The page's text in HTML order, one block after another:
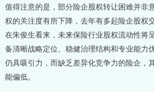
值得注意的是，部分险企股权转让困难并非
权的关注度有所下降，去年有多起险企股权
在朱俊生看来，未来保险行业股权流动性将
备清晰战略定位、稳健治理结构和专业能力
仍具吸引力，而缺乏差异化竞争力的险企，
能偏低。